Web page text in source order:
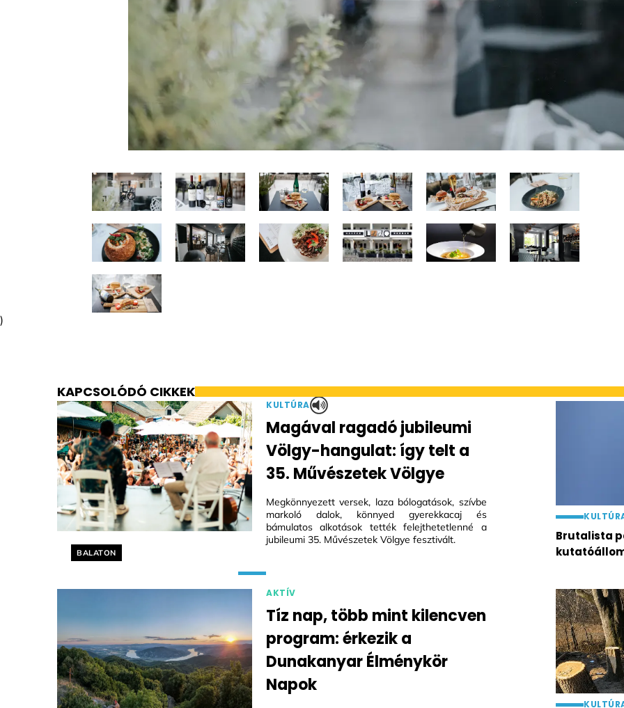
)
KAPCSOLÓDÓ CIKKEK
Helyszín címkék:
BALATON
KULTÚRA
Magával ragadó jubileumi
Völgy-hangulat: így telt a
35. Művészetek Völgye
Megkönnyezett versek, laza bólogatások, szívbe
markoló dalok, könnyed gyerekkacaj és
bámulatos alkotások tették felejthetetlenné a
jubileumi 35. Művészetek Völgye fesztivált.
Brutalista
AKTÍV
Tíz nap, több mint kilencven
program: érkezik a
Dunakanyar Élménykör
Napok